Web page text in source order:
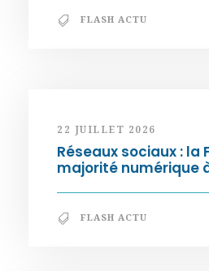
FLASH ACTU
22 JUILLET 2026
Réseaux sociaux : la
majorité numérique
FLASH ACTU